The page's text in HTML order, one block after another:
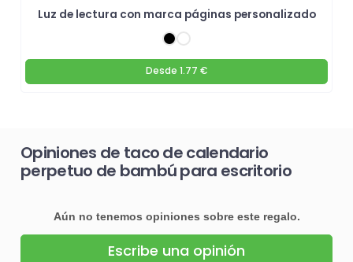
Luz de lectura con marca páginas personalizado
Desde 1.77 €
Opiniones de taco de calendario
perpetuo de bambú para escritorio
Aún no tenemos opiniones sobre este regalo.
Escribe una opinión